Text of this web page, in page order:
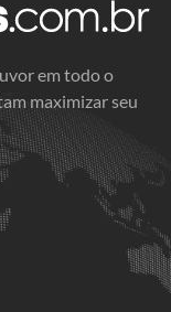
em todo o
maximizar seu